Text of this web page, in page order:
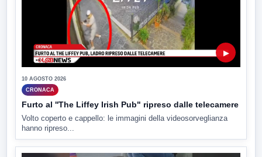
▶
10 AGOSTO 2026
CRONACA
Furto al ''The Liffey Irish Pub" ripreso dalle telecamere
Volto coperto e cappello: le immagini della videosorveglianza
hanno ripreso...